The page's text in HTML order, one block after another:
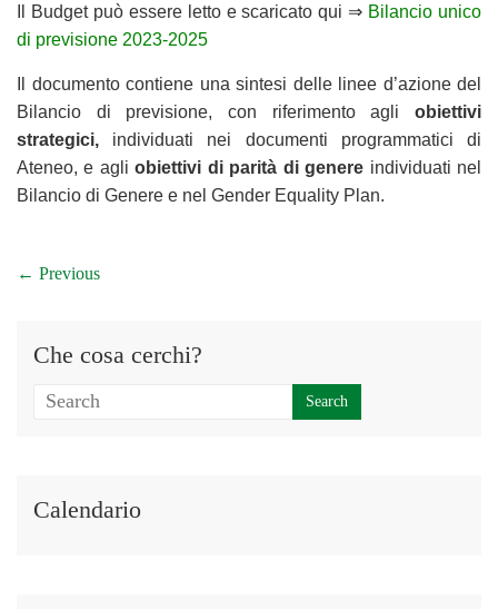
Il Budget può essere letto e scaricato qui ⇒ Bilancio unico
di previsione 2023-2025
Il documento contiene una sintesi delle linee d’azione del
Bilancio di previsione, con riferimento agli obiettivi
strategici, individuati nei documenti programmatici di
Ateneo, e agliobiettivi di parità di genere individuati nel
Bilancio di Genere e nel Gender Equality Plan.
← Previous
Che cosa cerchi?
Calendario